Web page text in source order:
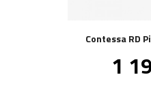
Contessa RD
Pris
1